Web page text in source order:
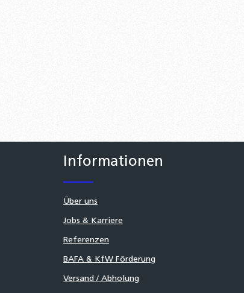
Informationen
Über uns
Jobs & Karriere
Referenzen
BAFA & KfW Förderung
Versand / Abholung